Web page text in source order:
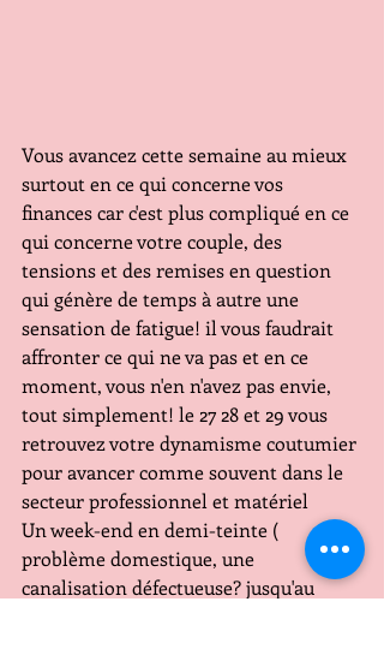
Vous avancez cette semaine au mieux
surtout en ce qui concerne vos
finances car c'est plus compliqué en ce
qui concerne votre couple, des
tensions et des remises en question
qui génère de temps à autre une
sensation de fatigue! il vous faudrait
affronter ce qui ne va pas et en ce
moment, vous n'en n'avez pas envie,
tout simplement! le 27 28 et 29 vous
retrouvez votre dynamisme coutumier
pour avancer comme souvent dans le
secteur professionnel et matériel
Un week-end en demi-teinte (
problème domestique, une
canalisation défectueuse? jusqu'au